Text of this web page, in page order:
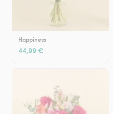
Happiness
44,99 €